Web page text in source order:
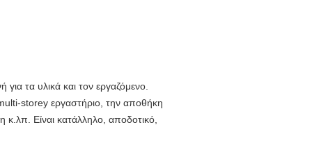
τα υλικά και τον εργαζόμενο.
storey εργαστήριο, την αποθήκη
Είναι κατάλληλο, αποδοτικό,